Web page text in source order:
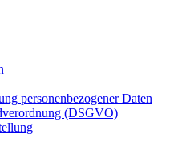
personenbezogener Daten
(DSGVO)